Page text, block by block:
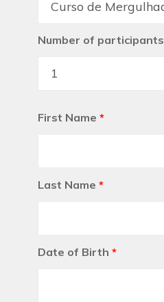
Number of participants
First Name *
Last Name *
Date of Birth *